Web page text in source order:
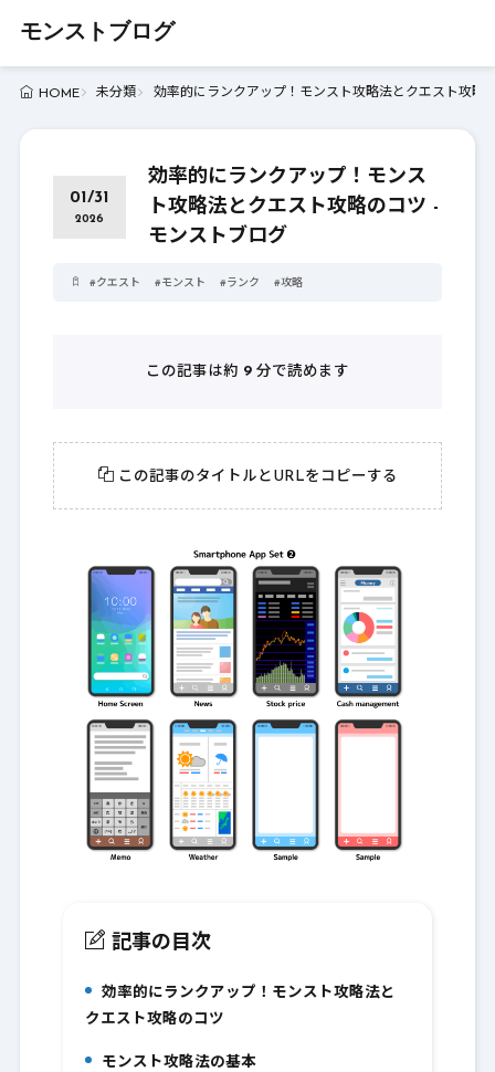
モンストブログ
HOME 未分類 効率的にランクアップ！モンスト攻略法とクエスト攻略
01/31
2026
効率的にランクアップ！モンス
ト攻略法とクエスト攻略のコツ -
モンストブログ
#クエスト #モンスト #ランク #攻略
この記事は約 9 分で読めます
この記事のタイトルとURLをコピーする
記事の目次
効率的にランクアップ！モンスト攻略法と
クエスト攻略のコツ
モンスト攻略法の基本